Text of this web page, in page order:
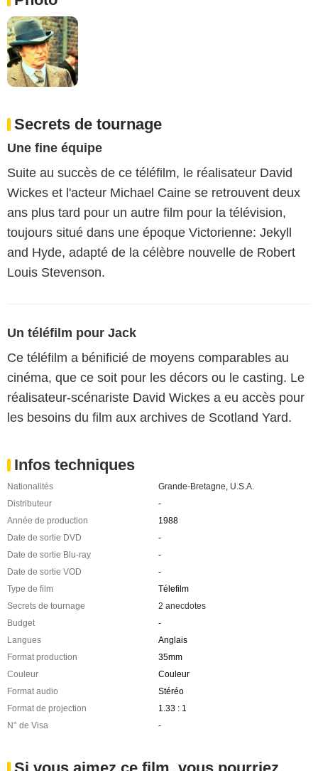
Secrets de tournage
Une fine équipe
Suite au succès de ce téléfilm, le réalisateur David
Wickes et l'acteur Michael Caine se retrouvent deux
ans plus tard pour un autre film pour la télévision,
toujours situé dans une époque Victorienne: Jekyll
and Hyde, adapté de la célèbre nouvelle de Robert
Louis Stevenson.
Un téléfilm pour Jack
Ce téléfilm a bénificié de moyens comparables au
cinéma, que ce soit pour les décors ou le casting. Le
réalisateur-scénariste David Wickes a eu accès pour
les besoins du film aux archives de Scotland Yard.
Infos techniques
Nationalités Grande-Bretagne, U.S.A.
Distributeur
-
Année de production
1988
Date de sortie DVD
-
Date de sortie Blu-ray
-
Date de sortie VOD
-
Type de film
Télefilm
Secrets de tournage
2 anecdotes
Budget
-
Langues
Anglais
Format production
35mm
Couleur
Couleur
Format audio
Stéréo
Format de projection
1.33 : 1
N° de Visa
-